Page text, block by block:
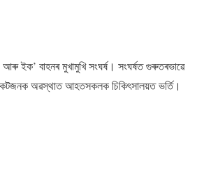
আৰু ইক’ বাহনৰ মুখামুখি সংঘৰ্ষ। সংঘৰ্ষত গুৰুতৰভাৱে
অৱস্থাত আহতসকলক চিকিৎসালয়ত ভৰ্তি।